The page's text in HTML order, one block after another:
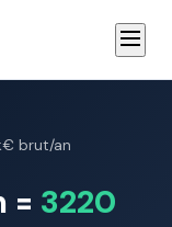
brut/an
= 3220